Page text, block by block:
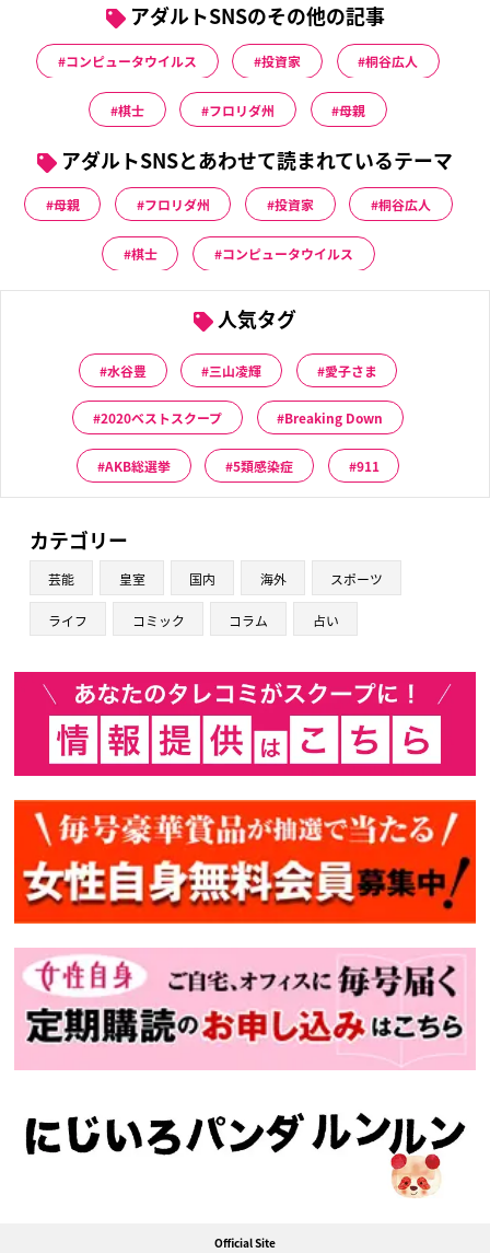
アダルトSNSのその他の記事
コンピュータウイルス 投資家 桐谷広人
棋士 フロリダ州 母親
アダルトSNSとあわせて読まれているテーマ
母親 フロリダ州 投資家 桐谷広人
棋士 コンピュータウイルス
人気タグ
水谷豊 三山凌輝 愛子さま
2020ベストスクープ Breaking Down
AKB総選挙 5類感染症 911
カテゴリー
芸能 皇室 国内 海外 スポーツ
ライフ コミック コラム 占い
Official Site